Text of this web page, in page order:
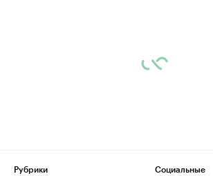
Рубрики
Социальные